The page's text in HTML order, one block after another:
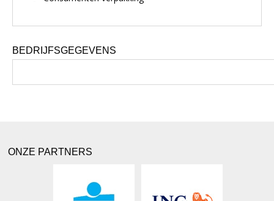
BEDRIJFSGEGEVENS
ONZE PARTNERS